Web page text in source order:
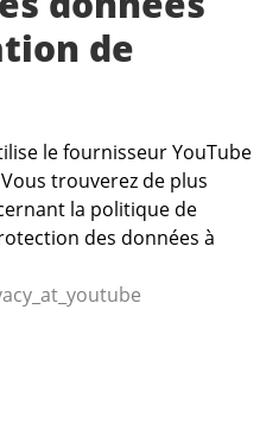
de
le fournisseur YouTube
trouverez de plus
la politique de
des données à